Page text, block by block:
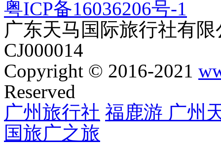
粤ICP备16036206号-1
广东天马国际旅行社有
CJ000014
Copyright © 2016-2021
Reserved
广州旅行社 福鹿游 广州
国旅广之旅